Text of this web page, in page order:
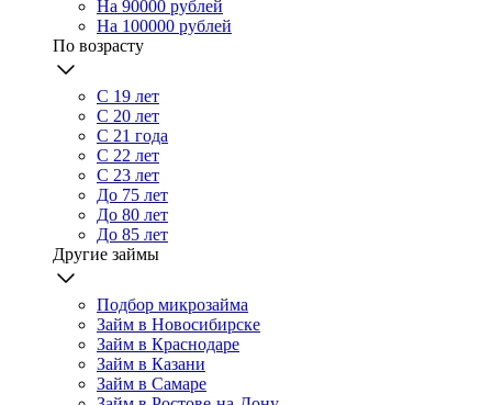
На 90000 рублей
На 100000 рублей
По возрасту
С 19 лет
С 20 лет
С 21 года
С 22 лет
С 23 лет
До 75 лет
До 80 лет
До 85 лет
Другие займы
Подбор микрозайма
Займ в Новосибирске
Займ в Краснодаре
Займ в Казани
Займ в Самаре